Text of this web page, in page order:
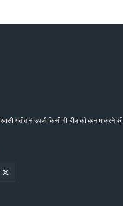
अतीत से उपजी किसी भी चीज़ को बदनाम करने की